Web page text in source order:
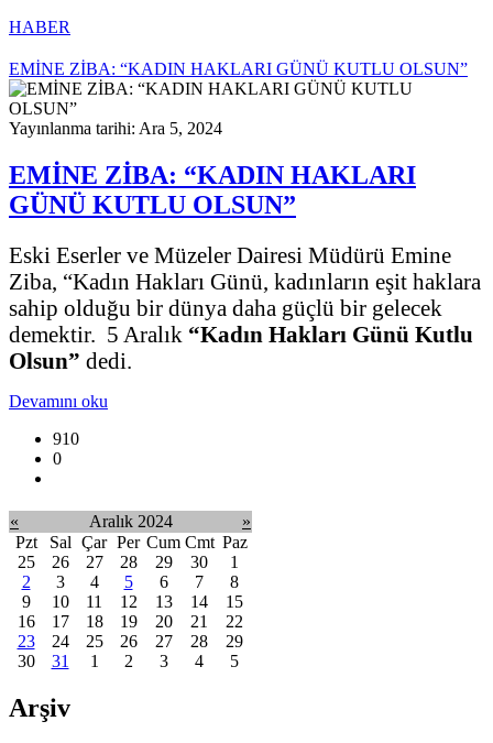
HABER
EMİNE ZİBA: “KADIN HAKLARI GÜNÜ KUTLU OLSUN”
Yayınlanma tarihi: Ara 5, 2024
EMİNE ZİBA: “KADIN HAKLARI
GÜNÜ KUTLU OLSUN”
Eski Eserler ve Müzeler Dairesi Müdürü Emine
Ziba, “Kadın Hakları Günü, kadınların eşit haklara
sahip olduğu bir dünya daha güçlü bir gelecek
demektir. 5 Aralık “Kadın Hakları Günü Kutlu
Olsun” dedi.
Devamını oku
910
0
« Aralık 2024
»
Pzt
Sal Çar Per Cum Cmt Paz
25
26 27 28 29 30
1
2
3 4 5 6 7
8
9
10 11 12 13 14
15
16
17 18 19 20 21
22
23
24 25 26 27 28
29
30
31 1 2 3 4 5
Arşiv